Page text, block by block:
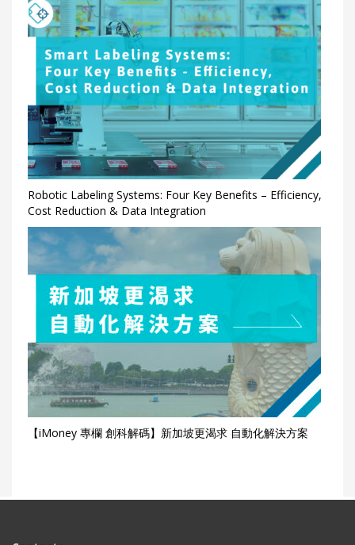
Robotic Labeling Systems: Four Key Benefits – Efficiency,
Cost Reduction & Data Integration
【iMoney 專欄 創科解碼】新加坡更渴求 自動化解決方案